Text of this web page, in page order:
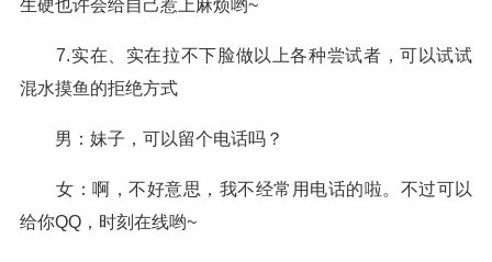
生硬也许会给自己惹上麻烦哟~
7.实在、实在拉不下脸做以上各种尝试者，可以试试
混水摸鱼的拒绝方式
男：妹子，可以留个电话吗？
女：啊，不好意思，我不经常用电话的啦。不过可以
给你QQ，时刻在线哟~